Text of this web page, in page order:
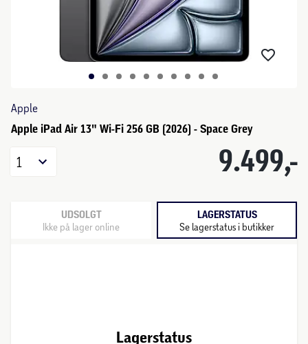
Apple
Apple iPad Air 13" Wi-Fi 256 GB (2026) - Space Grey
9.499,-
1
UDSOLGT
Ikke på lager online
LAGERSTATUS
Se lagerstatus i butikker
Lagerstatus